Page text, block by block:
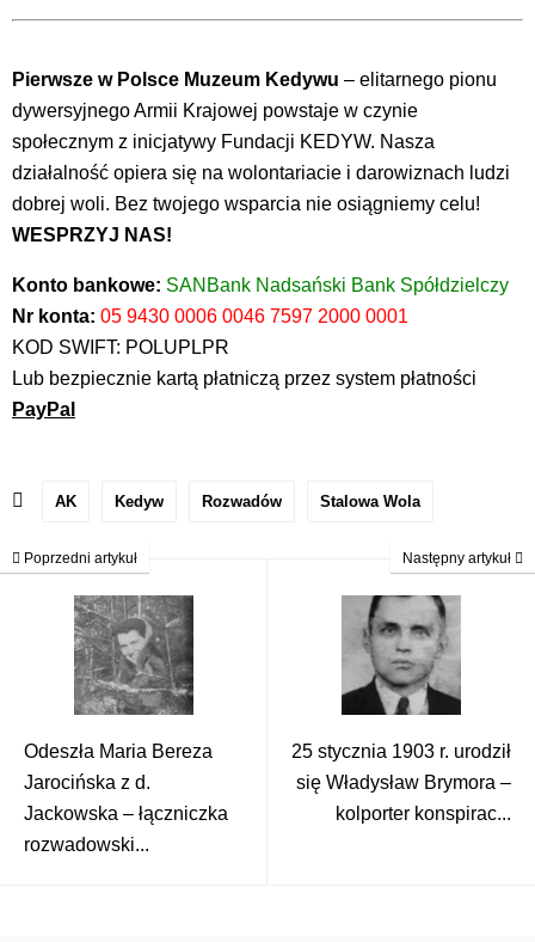
Pierwsze w Polsce Muzeum Kedywu – elitarnego pionu
dywersyjnego Armii Krajowej powstaje w czynie
społecznym z inicjatywy Fundacji KEDYW. Nasza
działalność opiera się na wolontariacie i darowiznach ludzi
dobrej woli. Bez twojego wsparcia nie osiągniemy celu!
WESPRZYJ NAS!
Konto bankowe: SANBank Nadsański Bank Spółdzielczy
Nr konta: 05 9430 0006 0046 7597 2000 0001
KOD SWIFT: POLUPLPR
Lub bezpiecznie kartą płatniczą przez system płatności
PayPal
AK Kedyw Rozwadów Stalowa Wola
Poprzedni artykuł
Odeszła Maria Bereza
Jarocińska z d.
Jackowska – łączniczka
rozwadowski...
Następny artykuł
25 stycznia 1903 r. urodził
się Władysław Brymora –
kolporter konspirac...